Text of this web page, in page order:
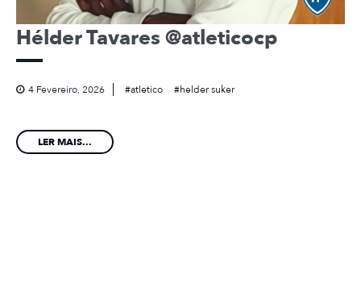
Hélder Tavares @atleticocp
4 Fevereiro, 2026 atletico helder suker
LER MAIS...